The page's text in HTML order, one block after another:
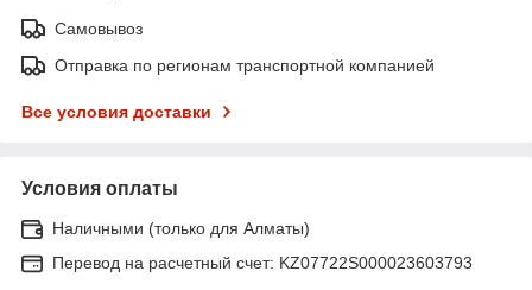
Самовывоз
Отправка по регионам транспортной компанией
Все условия доставки
Условия оплаты
Наличными (только для Алматы)
Перевод на расчетный счет: KZ07722S000023603793